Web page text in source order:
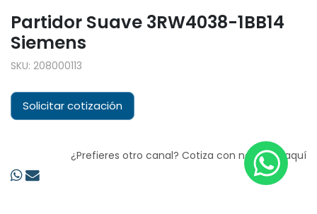
Partidor Suave 3RW4038-1BB14
Siemens
SKU: 208000113
Solicitar cotización
¿Prefieres otro canal? Cotiza con nosotros aquí